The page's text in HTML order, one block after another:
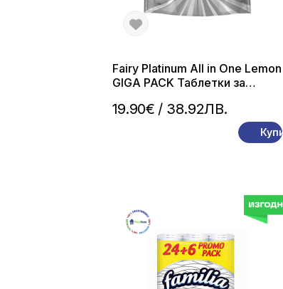
19.90€ / 38.92ЛВ.
Fairy Platinum All in One Lemon
GIGA PACK Таблетки за
капсули
Купи